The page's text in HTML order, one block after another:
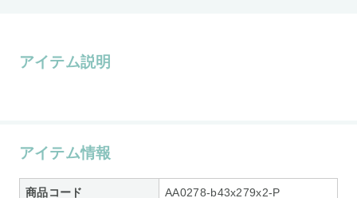
アイテム説明
アイテム情報
商品コード AA0278-b43x279x2-P